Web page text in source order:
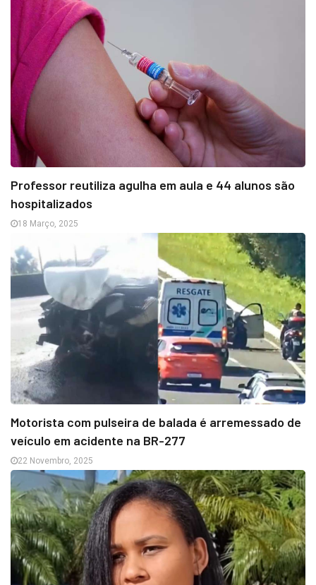
Professor reutiliza agulha em aula e 44 alunos são
hospitalizados
18 Março, 2025
Motorista com pulseira de balada é arremessado de
veículo em acidente na BR-277
22 Novembro, 2025